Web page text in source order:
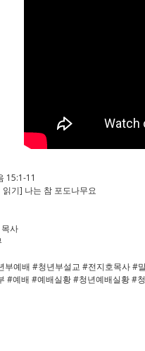
15:1-11
기] 나는 참 포도나무요
사
부예배 #청년부설교 #전지호목사 #
#예배 #예배실황 #청년예배실황 #